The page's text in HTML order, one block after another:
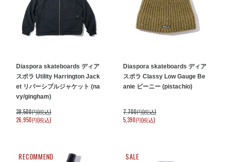
Diaspora skateboards ディア
スポラ Utility Harrington Jack
et リバーシブルジャケット (na
vy/gingham)
38,500円(税込)
26,950円(税込)
Diaspora skateboards ディア
スポラ Classy Low Gauge Be
anie ビーニー (pistachio)
7,700円(税込)
5,390円(税込)
RECOMMEND SALE